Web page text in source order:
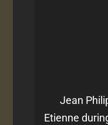
Jean
Etienne